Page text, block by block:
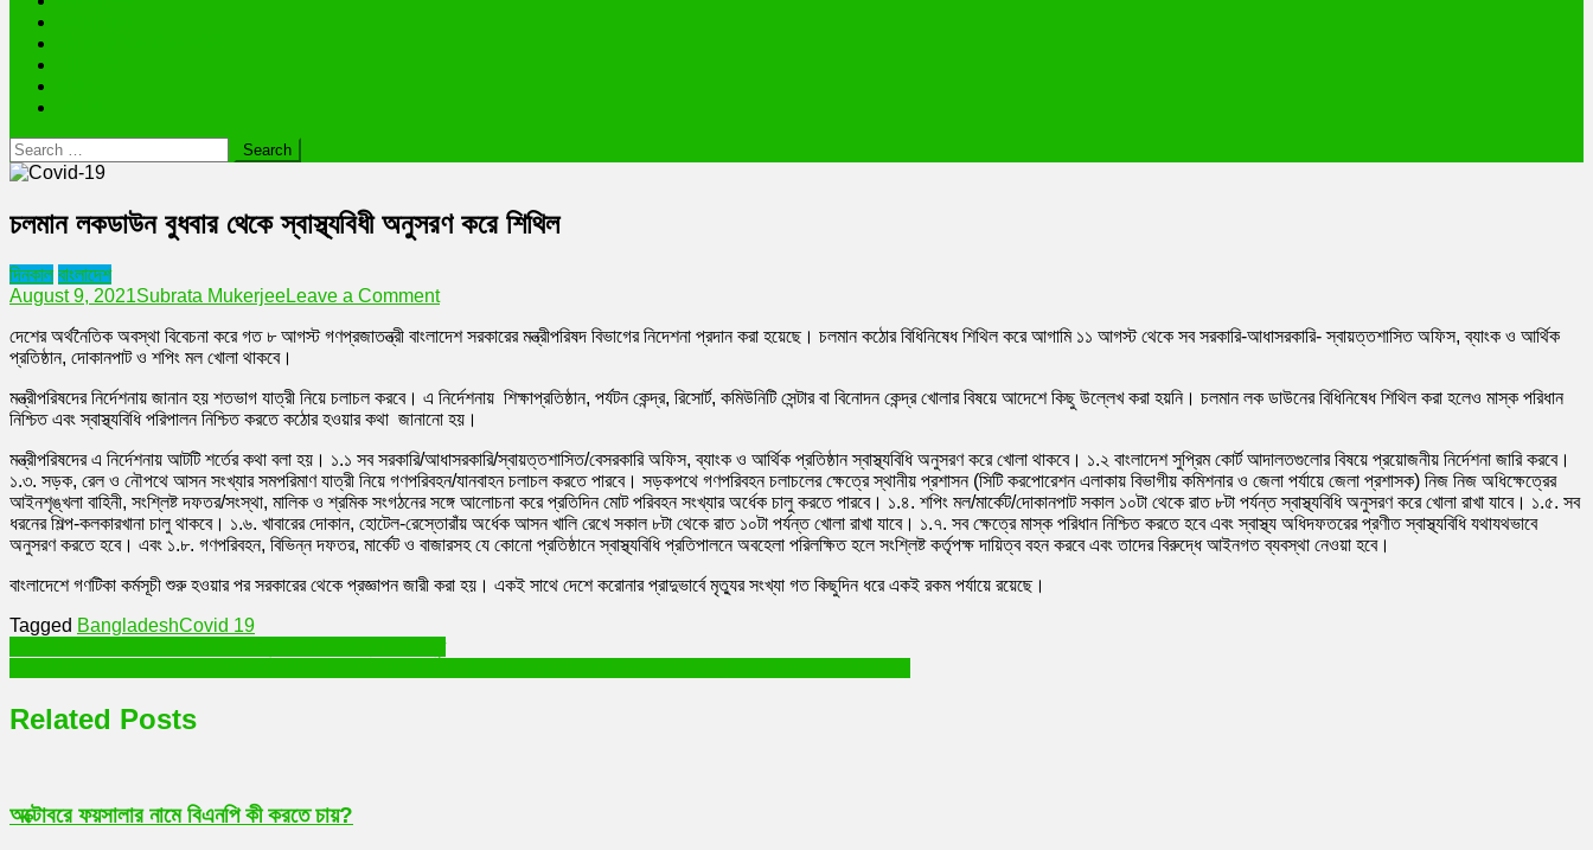
Search
for:
চলমান লকডাউন বুধবার থেকে স্বাস্থ্যবিধী অনুসরণ করে শিথিল
দিনকাল বাংলাদেশ
August 9, 2021Subrata MukerjeeLeave a Commenton
লকডাউন
স্বাস্থ্যবিধী
অনুসরণ
শিথিল
দেশের অর্থনৈতিক অবস্থা বিবেচনা করে গত ৮ আগস্ট গণপ্রজাতন্ত্রী বাংলাদেশ সরকারের মন্ত্রীপরিষদ বিভাগের নিদেশনা প্রদান করা হয়েছে। চলমান কঠোর বিধিনিষেধ শিথিল করে আগামি ১১ আগস্ট থেকে সব সরকারি-আধাসরকারি- স্বায়ত্তশাসিত অফিস, ব্যাংক ও আর্থিক
প্রতিষ্ঠান, দোকানপাট ও শপিং মল খোলা থাকবে।
মন্ত্রীপরিষদের নির্দেশনায় জানান হয় শতভাগ যাত্রী নিয়ে চলাচল করবে। এ নির্দেশনায় শিক্ষাপ্রতিষ্ঠান, পর্যটন কেন্দ্র, রিসোর্ট, কমিউনিটি সেন্টার বা বিনোদন কেন্দ্র খোলার বিষয়ে আদেশে কিছু উল্লেখ করা হয়নি। চলমান লক ডাউনের বিধিনিষেধ শিথিল করা হলেও মাস্ক পরিধান
নিশ্চিত এবং স্বাস্থ্যবিধি পরিপালন নিশ্চিত করতে কঠোর হওয়ার কথা জানানো হয়।
মন্ত্রীপরিষদের এ নির্দেশনায় আটটি শর্তের কথা বলা হয়। ১.১ সব সরকারি/আধাসরকারি/স্বায়ত্তশাসিত/বেসরকারি অফিস, ব্যাংক ও আর্থিক প্রতিষ্ঠান স্বাস্থ্যবিধি অনুসরণ করে খোলা থাকবে। ১.২ বাংলাদেশ সুপ্রিম কোর্ট আদালতগুলোর বিষয়ে প্রয়োজনীয় নির্দেশনা জারি করবে।
১.৩. সড়ক, রেল ও নৌপথে আসন সংখ্যার সমপরিমাণ যাত্রী নিয়ে গণপরিবহন/যানবাহন চলাচল করতে পারবে। সড়কপথে গণপরিবহন চলাচলের ক্ষেত্রে স্থানীয় প্রশাসন (সিটি করপোরেশন এলাকায় বিভাগীয় কমিশনার ও জেলা পর্যায়ে জেলা প্রশাসক) নিজ নিজ অধিক্ষেত্রের
আইনশৃঙ্খলা বাহিনী, সংশ্লিষ্ট দফতর/সংস্থা, মালিক ও শ্রমিক সংগঠনের সঙ্গে আলোচনা করে প্রতিদিন মোট পরিবহন সংখ্যার অর্ধেক চালু করতে পারবে। ১.৪. শপিং মল/মার্কেট/দোকানপাট সকাল ১০টা থেকে রাত ৮টা পর্যন্ত স্বাস্থ্যবিধি অনুসরণ করে খোলা রাখা যাবে। ১.৫. সব
ধরনের শিল্প-কলকারখানা চালু থাকবে। ১.৬. খাবারের দোকান, হোটেল-রেস্তোরাঁয় অর্ধেক আসন খালি রেখে সকাল ৮টা থেকে রাত ১০টা পর্যন্ত খোলা রাখা যাবে। ১.৭. সব ক্ষেত্রে মাস্ক পরিধান নিশ্চিত করতে হবে এবং স্বাস্থ্য অধিদফতরের প্রণীত স্বাস্থ্যবিধি যথাযথভাবে
অনুসরণ করতে হবে। এবং ১.৮. গণপরিবহন, বিভিন্ন দফতর, মার্কেট ও বাজারসহ যে কোনো প্রতিষ্ঠানে স্বাস্থ্যবিধি প্রতিপালনে অবহেলা পরিলক্ষিত হলে সংশ্লিষ্ট কর্তৃপক্ষ দায়িত্ব বহন করবে এবং তাদের বিরুদ্ধে আইনগত ব্যবস্থা নেওয়া হবে।
বাংলাদেশে গণটিকা কর্মসূচী শুরু হওয়ার পর সরকারের থেকে প্রজ্ঞাপন জারী করা হয়। একই সাথে দেশে করোনার প্রাদুভার্বে মৃত্যুর সংখ্যা গত কিছুদিন ধরে একই রকম পর্যায়ে রয়েছে।
Tagged BangladeshCovid 19
Post
navigation
Related Posts
অক্টোবরে ফয়সালার নামে বিএনপি কী করতে চায়?